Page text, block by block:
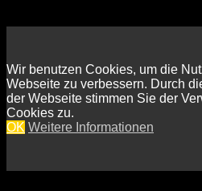
Wir benutzen Cookies, um die
Webseite zu verbessern. Durch
der Webseite stimmen Sie der
Cookies zu.
OK Weitere Informationen